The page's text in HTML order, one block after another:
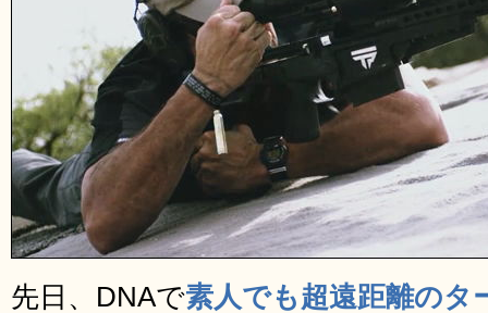
先日、DNAで素人でも超遠距離のタ